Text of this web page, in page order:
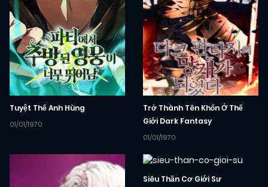
Tuyệt Thế Anh Hùng
01/01/1970
Trở Thành Tên Khốn Ở Thế
Giới Dark Fantasy
01/01/1970
Siêu Thần Cơ Giới Sư